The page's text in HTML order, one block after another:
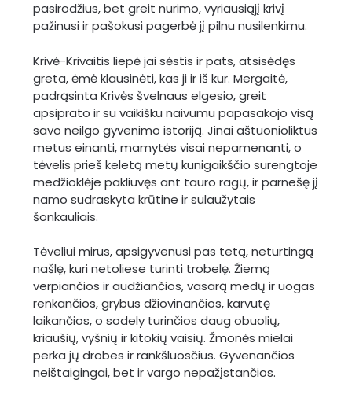
pasirodžius, bet greit nurimo, vyriausiąjį krivį
pažinusi ir pašokusi pagerbė jį pilnu nusilenkimu.
Krivė-Krivaitis liepė jai sėstis ir pats, atsisėdęs
greta, ėmė klausinėti, kas ji ir iš kur. Mergaitė,
padrąsinta Krivės švelnaus elgesio, greit
apsiprato ir su vaikišku naivumu papasakojo visą
savo neilgo gyvenimo istoriją. Jinai aštuonioliktus
metus einanti, mamytės visai nepamenanti, o
tėvelis prieš keletą metų kunigaikščio surengtoje
medžioklėje pakliuvęs ant tauro ragų, ir parnešę jį
namo sudraskyta krūtine ir sulaužytais
šonkauliais.
Tėveliui mirus, apsigyvenusi pas tetą, neturtingą
našlę, kuri netoliese turinti trobelę. Žiemą
verpiančios ir audžiančios, vasarą medų ir uogas
renkančios, grybus džiovinančios, karvutę
laikančios, o sodely turinčios daug obuolių,
kriaušių, vyšnių ir kitokių vaisių. Žmonės mielai
perka jų drobes ir rankšluosčius. Gyvenančios
neištaigingai, bet ir vargo nepažįstančios.